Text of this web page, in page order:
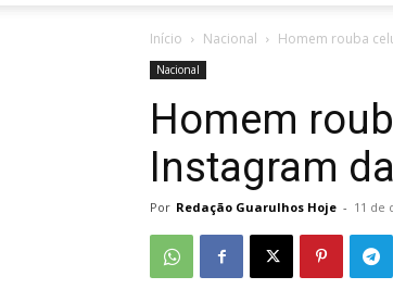
Início Nacional Homem rouba
Nacional
Homem
Instagram
Por Redação Guarulhos Hoje - 11 de